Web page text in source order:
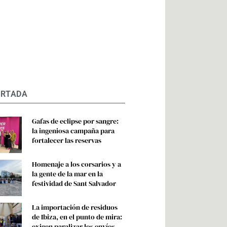
Gafas de eclipse por sangre:
la ingeniosa campaña para
fortalecer las reservas
Homenaje a los corsarios y a
la gente de la mar en la
festividad de Sant Salvador
La importación de residuos
de Ibiza, en el punto de mira: